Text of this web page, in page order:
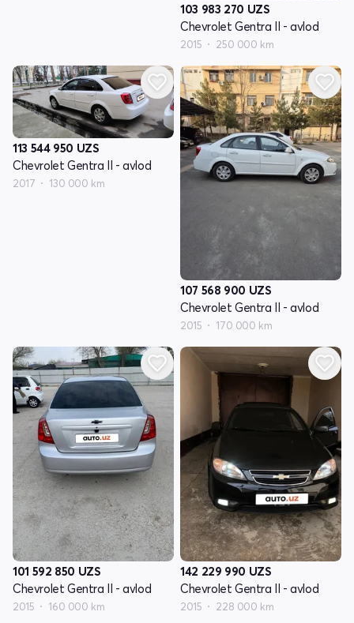
103 983 270 UZS
Chevrolet Gentra II - avlod
2015 250 000 km
113 544 950 UZS
Chevrolet Gentra II - avlod
2017 130 000 km
107 568 900 UZS
Chevrolet Gentra II - avlod
2015 170 000 km
101 592 850 UZS
Chevrolet Gentra II - avlod
2015 160 000 km
142 229 990 UZS
Chevrolet Gentra II - avlod
2015 228 000 km